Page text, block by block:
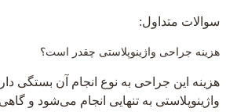
سوالات متداول:
هزینه جراحی واژینوپلاستی چقدر است؟
هزینه این جراحی به نوع انجام آن بستگی
واژینوپلاستی به تنهایی انجام می‌شود و